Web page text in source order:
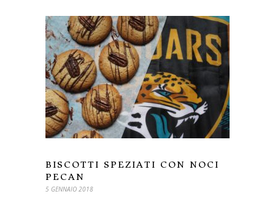
BISCOTTI SPEZIATI CON NOCI
PECAN
5 GENNAIO 2018